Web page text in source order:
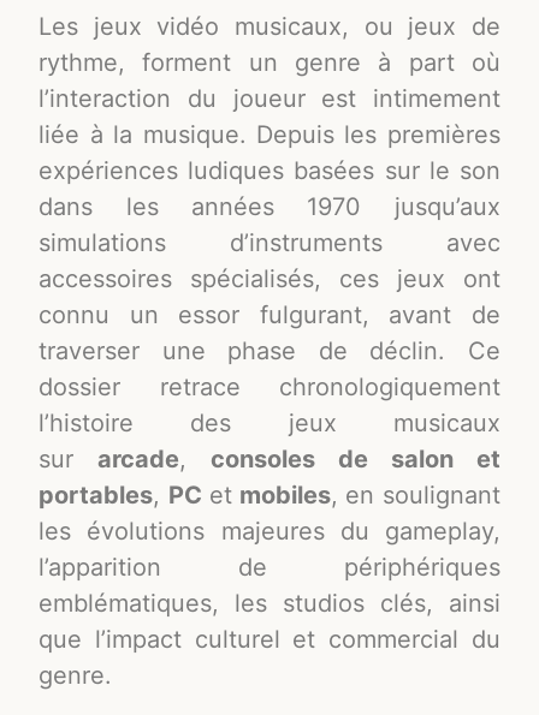
Les jeux vidéo musicaux, ou jeux de
rythme, forment un genre à part où
l’interaction du joueur est intimement
liée à la musique. Depuis les premières
expériences ludiques basées sur le son
dans les années 1970 jusqu’aux
simulations d’instruments avec
accessoires spécialisés, ces jeux ont
connu un essor fulgurant, avant de
traverser une phase de déclin. Ce
dossier retrace chronologiquement
l’histoire des jeux musicaux
surarcade,consoles de salon et
portables, PC et mobiles, en soulignant
les évolutions majeures du gameplay,
l’apparition de périphériques
emblématiques, les studios clés, ainsi
que l’impact culturel et commercial du
genre.